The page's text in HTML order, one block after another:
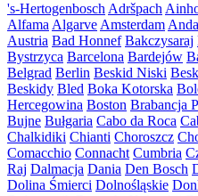
's-Hertogenbosch Adršpach
Alfama Algarve Amsterdam
Austria Bad Honnef Bakczysaraj
Bystrzyca Barcelona Bardejów
Belgrad Berlin Beskid Niski
Beskidy Bled Boka Kotorska
Hercegowina Boston Brabancja
Bujne Bułgaria Cabo da Roca
Chalkidiki Chianti Choroszcz
Comacchio Connacht Cumbria
Raj Dalmacja Dania Den Bosch
Dolina Śmierci Dolnośląskie